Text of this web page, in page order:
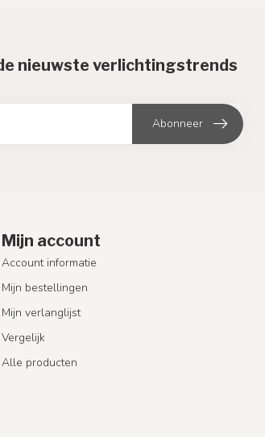
nieuwste verlichtingstrends
Abonneer
Mijn account
Account informatie
Mijn bestellingen
Mijn verlanglijst
Vergelijk
Alle producten